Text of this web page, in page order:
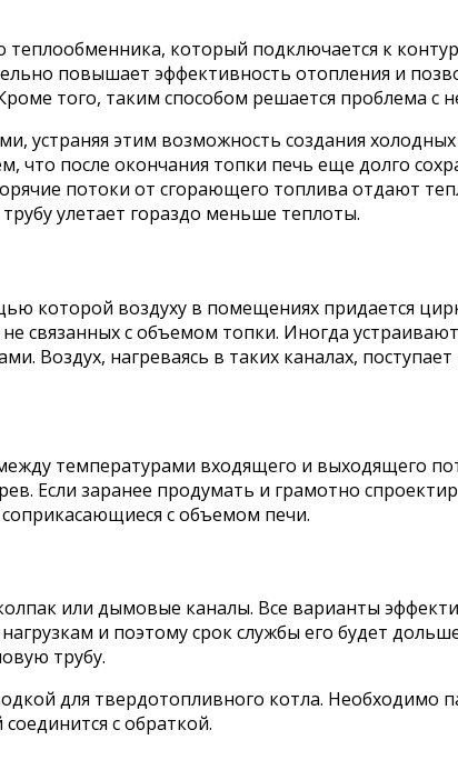
который подключается к
повышает эффективность отопления и
того, таким способом решается проблема
устраняя этим возможность создания
после окончания топки печь еще долго
потоки от сгорающего топлива отдают
улетает гораздо меньше теплоты.
которой воздуху в помещениях придается
связанных с объемом топки. Иногда
Воздух, нагреваясь в таких каналах,
температурами входящего и выходящего
Если заранее продумать и грамотно
с объемом печи.
или дымовые каналы. Все варианты
и поэтому срок службы его будет
трубу.
для твердотопливного котла.
с обраткой.